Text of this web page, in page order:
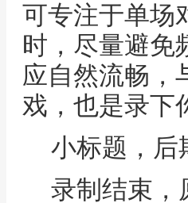
可专注于单场
时，尽量避免
应自然流畅，
戏，也是录下
小标题，后
录制结束，